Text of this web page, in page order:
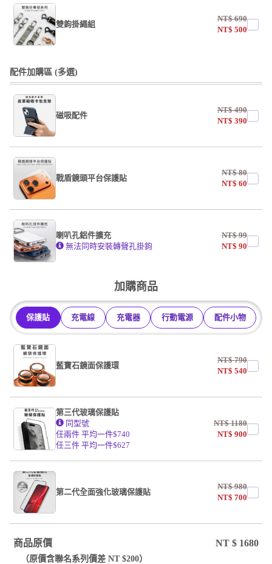
雙鉤掛繩組
NT$690
NT$500
配件加購區 (多選)
磁吸配件
NT$490
NT$390
undefined / undefined
戰盾鏡頭平台保護貼
NT$80
NT$60
系列
喇叭孔鋁件擴充
無法同時安裝轉聲孔掛鉤
NT$99
NT$90
加購商品
保護貼 充電線 充電器 行動電源 配件小物
藍寶石鏡面保護環
NT$790
NT$540
第三代玻璃保護貼
同型號
任兩件 平均一件$740
任三件 平均一件$627
NT$1180
NT$900
第二代全面強化玻璃保護貼
NT$980
NT$700
商品原價 NT $ 1680
（原價含聯名系列 價差 NT $200）